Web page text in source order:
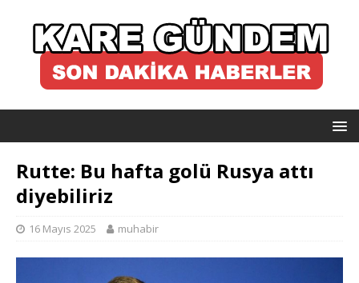
Rutte: Bu hafta golü Rusya attı
diyebiliriz
16 Mayıs 2025 muhabir